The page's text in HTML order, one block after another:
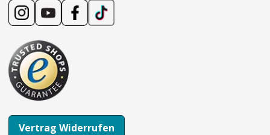
Vertrag Widerrufen